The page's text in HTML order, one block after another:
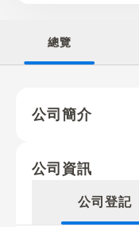
總覽
公司簡介
公司資訊
公司登記